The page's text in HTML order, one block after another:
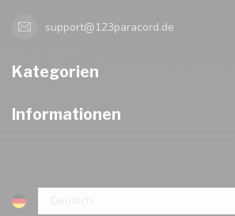
support@123paracord.de
Kategorien
Informationen